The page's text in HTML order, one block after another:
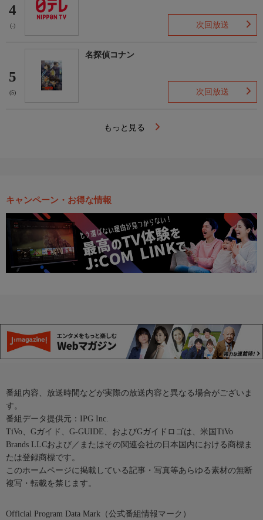
4
(-) 次回放送
5
(5)
名探偵コナン
次回放送
もっと見る
キャンペーン・お得な情報
番組内容、放送時間などが実際の放送内容と異なる場合がございま
す。
番組データ提供元：IPG Inc.
TiVo、Gガイド、G-GUIDE、およびGガイドロゴは、米国TiVo
Brands LLCおよび／またはその関連会社の日本国内における商標ま
たは登録商標です。
このホームページに掲載している記事・写真等あらゆる素材の無断
複写・転載を禁じます。
Official Program Data Mark（公式番組情報マーク）